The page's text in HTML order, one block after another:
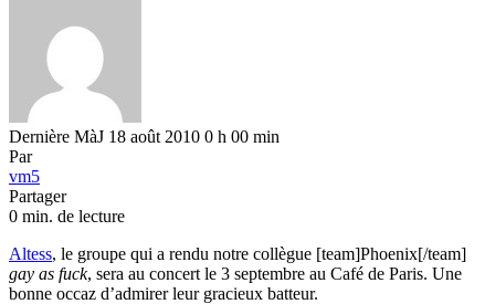
Dernière MàJ 18 août 2010 0 h 00 min
Par
vm5
Partager
0 min. de lecture
Altess, le groupe qui a rendu notre collègue [team]Phoenix[/team]
gay as fuck, sera au concert le 3 septembre au Café de Paris. Une
bonne occaz d’admirer leur gracieux batteur.